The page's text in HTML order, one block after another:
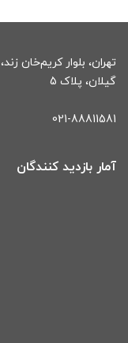
تهران، بلوار کریم‌خان
گیلان، پلاک 5
021-88811581
آمار بازدید کنندگان